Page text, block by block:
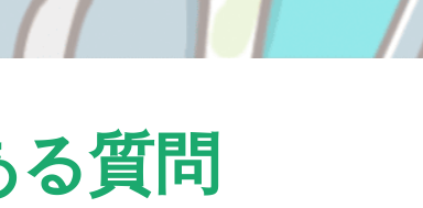
る質問